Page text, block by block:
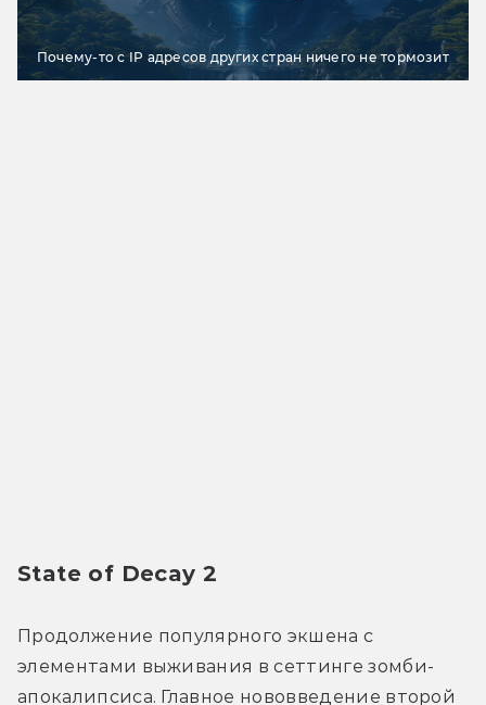
Почему-то с IP адресов других стран ничего не тормозит
State of Decay 2
Продолжение популярного экшена с
элементами выживания в сеттинге зомби-
апокалипсиса. Главное нововведение второй